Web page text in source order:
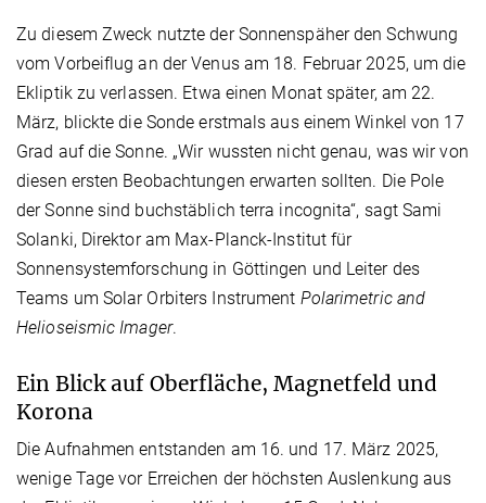
Zu diesem Zweck nutzte der Sonnenspäher den Schwung
vom Vorbeiflug an der Venus am 18. Februar 2025, um die
Ekliptik zu verlassen. Etwa einen Monat später, am 22.
März, blickte die Sonde erstmals aus einem Winkel von 17
Grad auf die Sonne. „Wir wussten nicht genau, was wir von
diesen ersten Beobachtungen erwarten sollten. Die Pole
der Sonne sind buchstäblich terra incognita“, sagt Sami
Solanki, Direktor am Max-Planck-Institut für
Sonnensystemforschung in Göttingen und Leiter des
Teams um Solar Orbiters Instrument Polarimetric and
Helioseismic Imager.
Ein Blick auf Oberfläche, Magnetfeld und
Korona
Die Aufnahmen entstanden am 16. und 17. März 2025,
wenige Tage vor Erreichen der höchsten Auslenkung aus